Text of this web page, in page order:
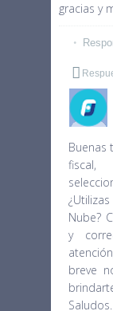
gracias y
Buenas
fiscal,
Nube?
y
breve
Saludos.